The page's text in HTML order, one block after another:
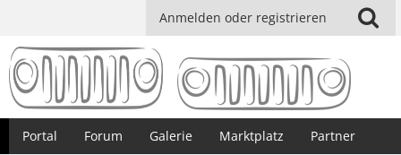
Anmelden oder registrieren
Portal Forum Galerie Marktplatz Partner